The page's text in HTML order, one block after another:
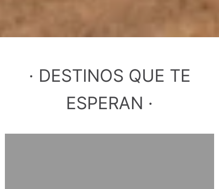
· DESTINOS QUE TE
ESPERAN ·